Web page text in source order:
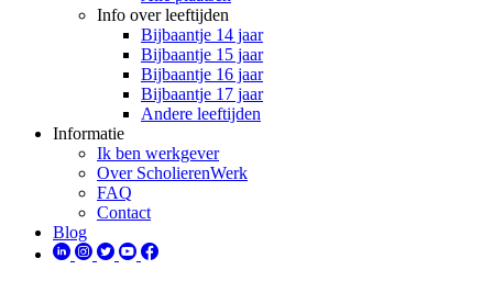
Info over leeftijden
Bijbaantje 14 jaar
Bijbaantje 15 jaar
Bijbaantje 16 jaar
Bijbaantje 17 jaar
Andere leeftijden
Informatie
Ik ben werkgever
Over ScholierenWerk
FAQ
Contact
Blog